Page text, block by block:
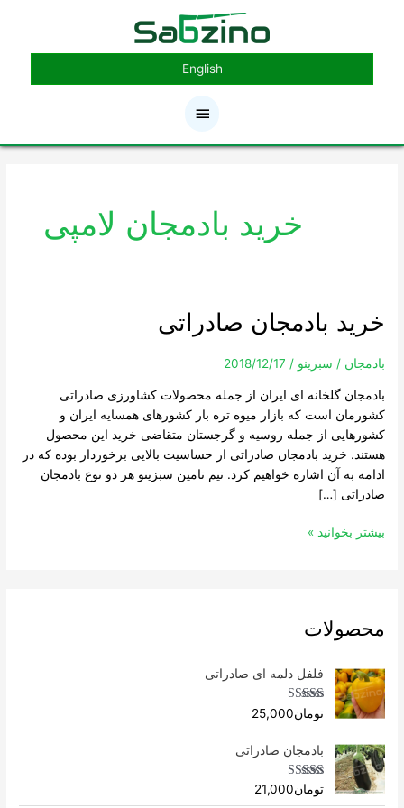
فهرست
اصلی
English
خرید بادمجان لامپی
خرید بادمجان صادراتی
بادمجان / سبزینو/
2018/12/17
بادمجان گلخانه ای ایران از جمله محصولات کشاورزی صادراتی
کشورمان است که بازار میوه تره بار کشورهای همسایه ایران و
کشورهایی از جمله روسیه و گرجستان متقاضی خرید این محصول
هستند. خرید بادمجان صادراتی از حساسیت بالایی برخوردار بوده که در
ادامه به آن اشاره خواهیم کرد. تیم تامین سبزینو هر دو نوع بادمجان
صادراتی […]
خرید
بادمجان
صادراتی
بیشتر بخوانید »
محصولات
فلفل دلمه ای صادراتی
Rated4.96
out of 5
تومان25,000
بادمجان صادراتی
Rated4.75
out of 5
تومان21,000